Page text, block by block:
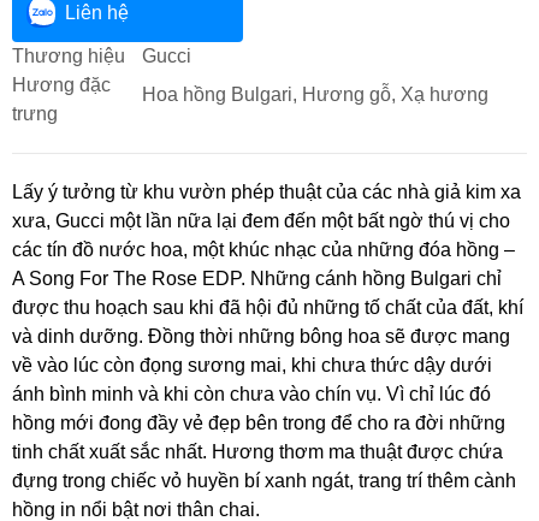
Liên hệ
Thương hiệu
Gucci
Hương đặc
trưng
Hoa hồng Bulgari, Hương gỗ, Xạ hương
Lấy ý tưởng từ khu vườn phép thuật của các nhà giả kim xa
xưa, Gucci một lần nữa lại đem đến một bất ngờ thú vị cho
các tín đồ nước hoa, một khúc nhạc của những đóa hồng –
A Song For The Rose EDP. Những cánh hồng Bulgari chỉ
được thu hoạch sau khi đã hội đủ những tố chất của đất, khí
và dinh dưỡng. Đồng thời những bông hoa sẽ được mang
về vào lúc còn đọng sương mai, khi chưa thức dậy dưới
ánh bình minh và khi còn chưa vào chín vụ. Vì chỉ lúc đó
hồng mới đong đầy vẻ đẹp bên trong để cho ra đời những
tinh chất xuất sắc nhất. Hương thơm ma thuật được chứa
đựng trong chiếc vỏ huyền bí xanh ngát, trang trí thêm cành
hồng in nổi bật nơi thân chai.